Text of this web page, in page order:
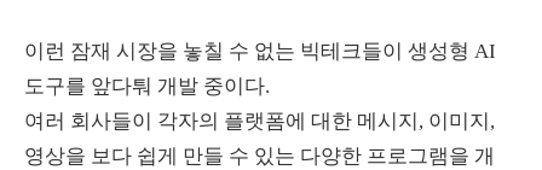
이런 잠재 시장을 놓칠 수 없는 빅테크들이 생성형 AI
도구를 앞다퉈 개발 중이다.
여러 회사들이 각자의 플랫폼에 대한 메시지 , 이미지 ,
영상을 보다 쉽게 만들 수 있는 다양한 프로그램을 개